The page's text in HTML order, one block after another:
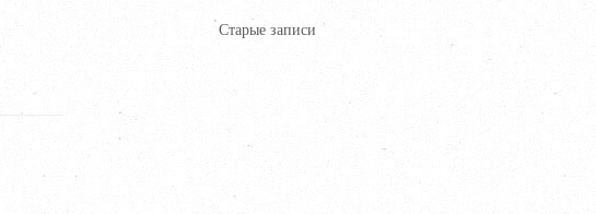
Старые записи